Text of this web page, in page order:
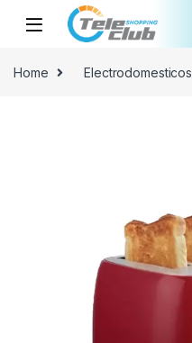
Skip to navigation
Skip to content
Home Electrodomesticos